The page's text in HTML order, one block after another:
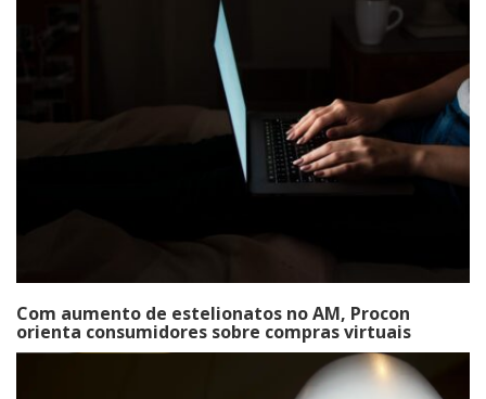
Com aumento de estelionatos no AM, Procon
orienta consumidores sobre compras virtuais